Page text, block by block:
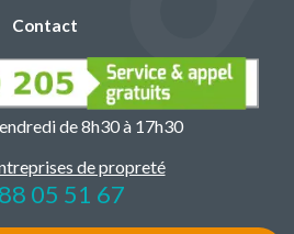
Contact
de 8h30 à 17h30
de propreté
05 51 67